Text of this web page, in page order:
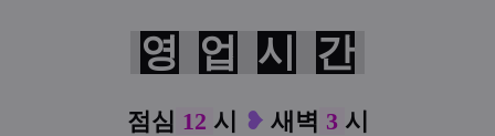
영 업 시 간
점심 12 시 ❥ 새벽 3 시